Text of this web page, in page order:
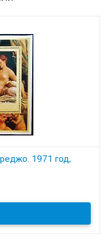
1971 год,